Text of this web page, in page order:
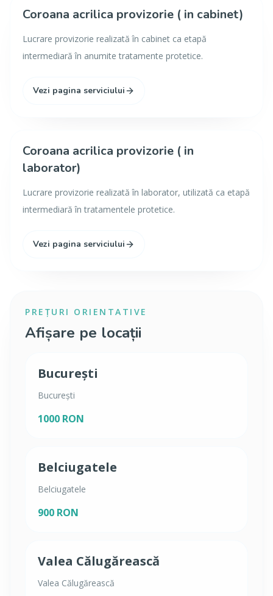
Coroana acrilica provizorie ( in cabinet)
Lucrare provizorie realizată în cabinet ca etapă
intermediară în anumite tratamente protetice.
Vezi pagina serviciului
Coroana acrilica provizorie ( in
laborator)
Lucrare provizorie realizată în laborator, utilizată ca etapă
intermediară în tratamentele protetice.
Vezi pagina serviciului
PREȚURI ORIENTATIVE
Afișare pe locații
București
București
1000 RON
Belciugatele
Belciugatele
900 RON
Valea Călugărească
Valea Călugărească